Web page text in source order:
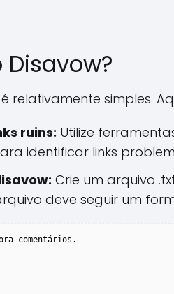
relativamente simples.
ruins: Utilize
identificar links
Crie um arquivo
deve seguir um
comentários.